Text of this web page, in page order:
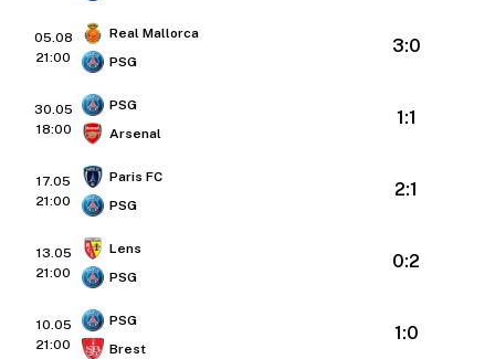
05.08
21:00
Real Mallorca
PSG
3:0
30.05
18:00
PSG
Arsenal
1:1
17.05
21:00
Paris FC
PSG
2:1
13.05
21:00
Lens
PSG
0:2
10.05
21:00
PSG
Brest
1:0